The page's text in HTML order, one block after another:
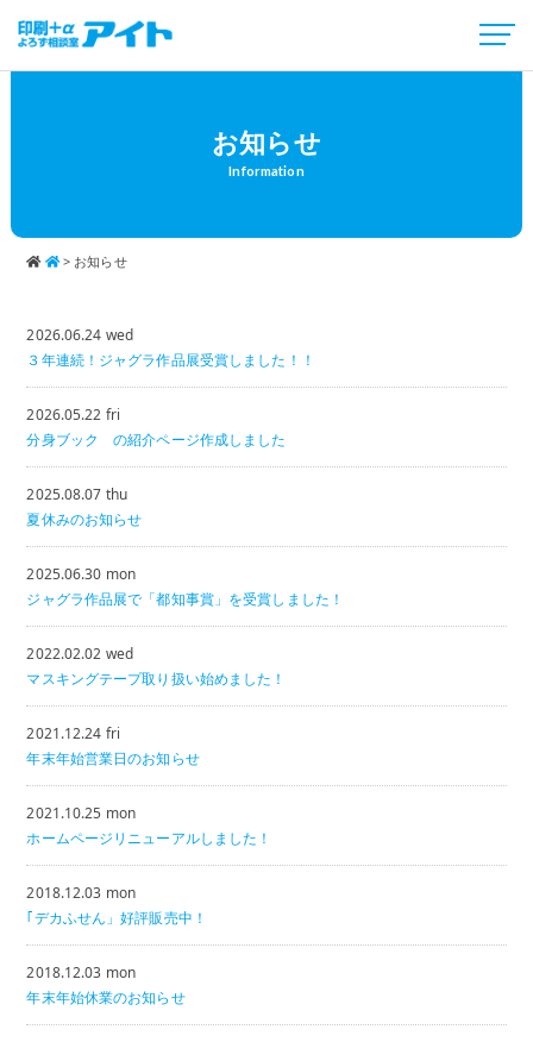
お知らせ
Information
> お知らせ
2026.06.24 wed
３年連続！ジャグラ作品展受賞しました！！
2026.05.22 fri
分身ブック の紹介ページ作成しました
2025.08.07 thu
夏休みのお知らせ
2025.06.30 mon
ジャグラ作品展で「都知事賞」を受賞しました！
2022.02.02 wed
マスキングテープ取り扱い始めました！
2021.12.24 fri
年末年始営業日のお知らせ
2021.10.25 mon
ホームページリニューアルしました！
2018.12.03 mon
｢デカふせん」好評販売中！
2018.12.03 mon
年末年始休業のお知らせ